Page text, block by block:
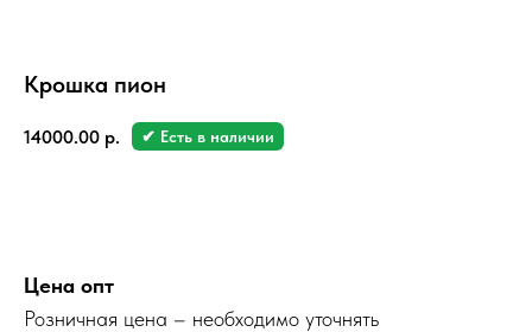
Крошка пион
14000.00 р. ✔ Есть в наличии
Цена опт
Розничная цена – необходимо уточнять